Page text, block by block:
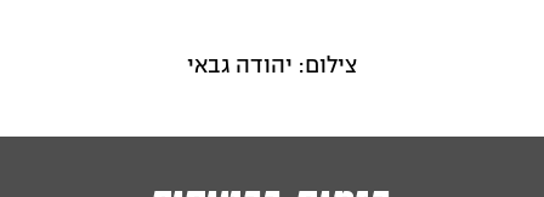
צילום: יהודה גבאי